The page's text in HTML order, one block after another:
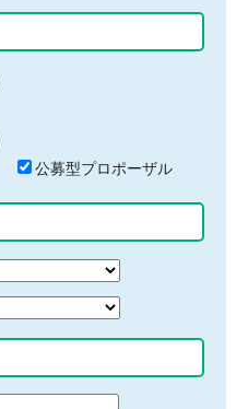
公募型プロポーザル